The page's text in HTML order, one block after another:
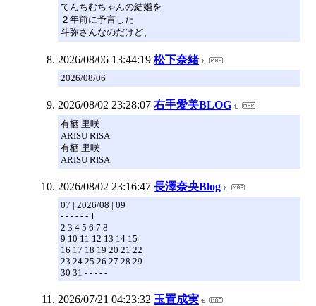
てんちむちゃんの結婚を
２年前に予言した
斗弥さんなのだけど、
2026/08/06 13:44:19 松下奈緒
2026/08/06
2026/08/02 23:28:07 右手愛美BLOG
有栖 里咲
ARISU RISA
有栖 里咲
ARISU RISA
2026/08/02 23:16:47 長澤奈央Blog
07 | 2026/08 | 09
- - - - - - 1
2 3 4 5 6 7 8
9 10 11 12 13 14 15
16 17 18 19 20 21 22
23 24 25 26 27 28 29
30 31 - - - - -
2026/07/21 04:23:32 玉置成実